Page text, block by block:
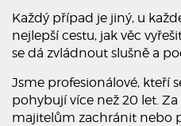
Každý případ je jiný, u
nejlepší cestu, jak věc
se dá zvládnout slušně a
Jsme profesionálové, kteří
pohybují více než 20 let.
majitelům zachránit nebo